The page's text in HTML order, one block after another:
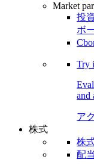
Market
投
ボ
Try
and
ア
株式
株
配